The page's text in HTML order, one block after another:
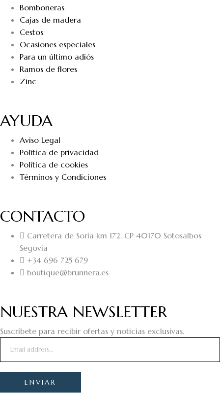
Bomboneras
Cajas de madera
Cestos
Ocasiones especiales
Para un último adiós
Ramos de flores
Zinc
AYUDA
Aviso Legal
Política de privacidad
Política de cookies
Términos y Condiciones
CONTACTO
Carretera de Soria km 172. CP 40170 Sotosalbos
Segovia
+34 696 725 679
boutique@brunnera.es
NUESTRA NEWSLETTER
Suscríbete para recibir ofertas y noticias exclusivas.